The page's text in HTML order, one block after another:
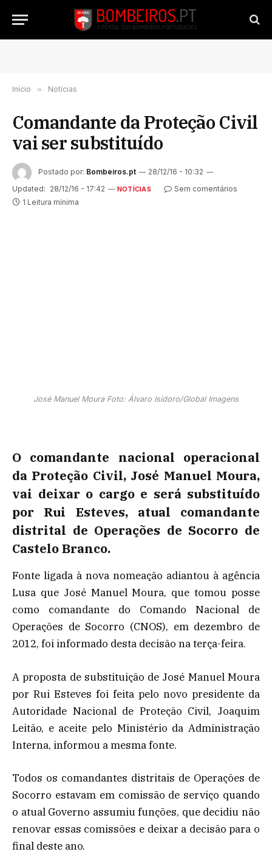
Início » Notícias
Comandante da Proteção Civil
vai ser substituído
Postado por: Bombeiros.pt
28/12/16 - 10:32
Updated: 28/12/16 - 17:42 NOTÍCIAS
Sem comentários
1 Leitura mínima
José Manuel Moura Foto: Álvaro Isidoro/Global Imagens
O comandante nacional operacional
da Proteção Civil, José Manuel Moura,
vai deixar o cargo e será substituído
por Rui Esteves, atual comandante
distrital de Operações de Socorro de
Castelo Branco.
Fonte ligada à nova nomeação adiantou à agência
Lusa que José Manuel Moura, que tomou posse
como comandante do Comando Nacional de
Operações de Socorro (CNOS), em dezembro de
2012, foi informado desta decisão na terça-feira.
A proposta de substituição de José Manuel Moura
por Rui Esteves foi feita pelo novo presidente da
Autoridade Nacional de Proteção Civil, Joaquim
Leitão, e aceite pelo Ministério da Administração
Interna, informou a mesma fonte.
Todos os comandantes distritais de Operações de
Socorro estavam em comissão de serviço quando
o atual Governo assumiu funções, que decidiu não
renovar essas comissões e deixar a decisão para o
final deste ano.